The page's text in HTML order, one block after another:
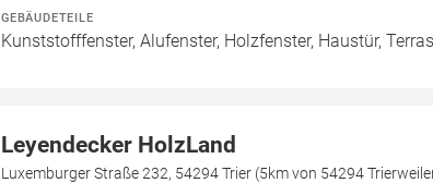
GEBÄUDETEILE
Kunststofffenster, Alufenster, Holzfenster, Haustür,
Leyendecker HolzLand
Luxemburger Straße 232, 54294 Trier (5km von 54294